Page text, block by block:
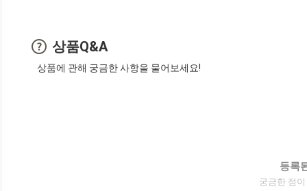
상품Q&A
상품에 관해 궁금한 사항을 물어보세요!
등록
궁금한 점